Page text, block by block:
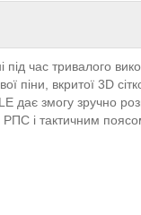
під час тривалого
піни, вкритої 3D
дає змогу зручно
РПС і тактичним